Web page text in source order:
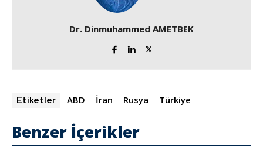
Dr. Dinmuhammed AMETBEK
Etiketler ABD İran Rusya Türkiye
Benzer İçerikler